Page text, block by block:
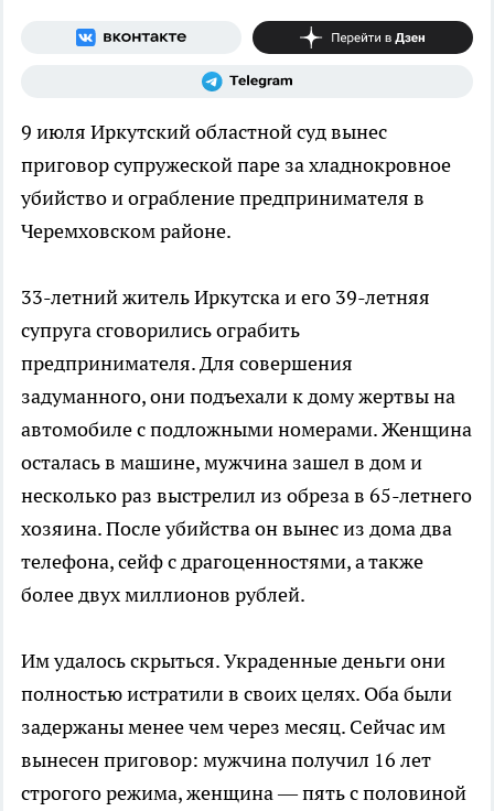
9 июля Иркутский областной суд вынес
приговор супружеской паре за хладнокровное
убийство и ограбление предпринимателя в
Черемховском районе.
33-летний житель Иркутска и его 39-летняя
супруга сговорились ограбить
предпринимателя. Для совершения
задуманного, они подъехали к дому жертвы на
автомобиле с подложными номерами. Женщина
осталась в машине, мужчина зашел в дом и
несколько раз выстрелил из обреза в 65-летнего
хозяина. После убийства он вынес из дома два
телефона, сейф с драгоценностями, а также
более двух миллионов рублей.
Им удалось скрыться. Украденные деньги они
полностью истратили в своих целях. Оба были
задержаны менее чем через месяц. Сейчас им
вынесен приговор: мужчина получил 16 лет
строгого режима, женщина — пять с половиной